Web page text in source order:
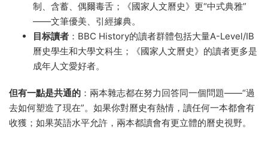
制、含蓄、偶爾毒舌；《國家人文曆史》更“中式典雅”
——文筆優美、引經據典。
目标讀者 ：BBC History的讀者群體包括大量A-Level/IB
曆史學生和大學文科生；《國家人文曆史》的讀者更多是
成年人文愛好者。
但有一點是共通的 ：兩本雜志都在努力回答同一個問題——“過
去如何塑造了現在”。如果你對曆史有熱情，讀任何一本都會有
收獲；如果英語水平允許，兩本都讀會有更立體的曆史視野。